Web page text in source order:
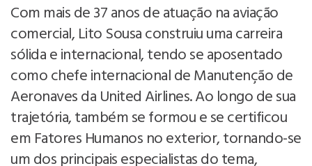
Com mais de 37 anos de atuação na aviação
comercial, Lito Sousa construiu uma carreira
sólida e internacional, tendo se aposentado
como chefe internacional de Manutenção de
Aeronaves da United Airlines. Ao longo de sua
trajetória, também se formou e se certificou
em Fatores Humanos no exterior, tornando-se
um dos principais especialistas do tema,